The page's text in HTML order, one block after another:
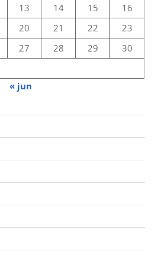
13 14 15
16
20 21 22
23
27 28 29
30
« jun